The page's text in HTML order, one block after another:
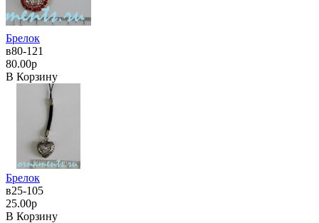
Брелок
в80-121
80.00р
В Корзину
Брелок
в25-105
25.00р
В Корзину